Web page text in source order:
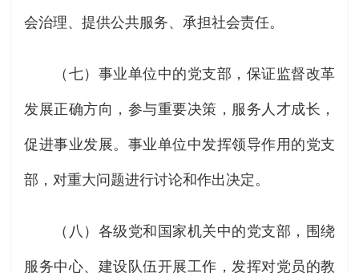
会治理、提供公共服务、承担社会责任。
（七）事业单位中的党支部，保证监督改革
发展正确方向，参与重要决策，服务人才成长，
促进事业发展。事业单位中发挥领导作用的党支
部，对重大问题进行讨论和作出决定。
（八）各级党和国家机关中的党支部，围绕
服务中心、建设队伍开展工作，发挥对党员的教